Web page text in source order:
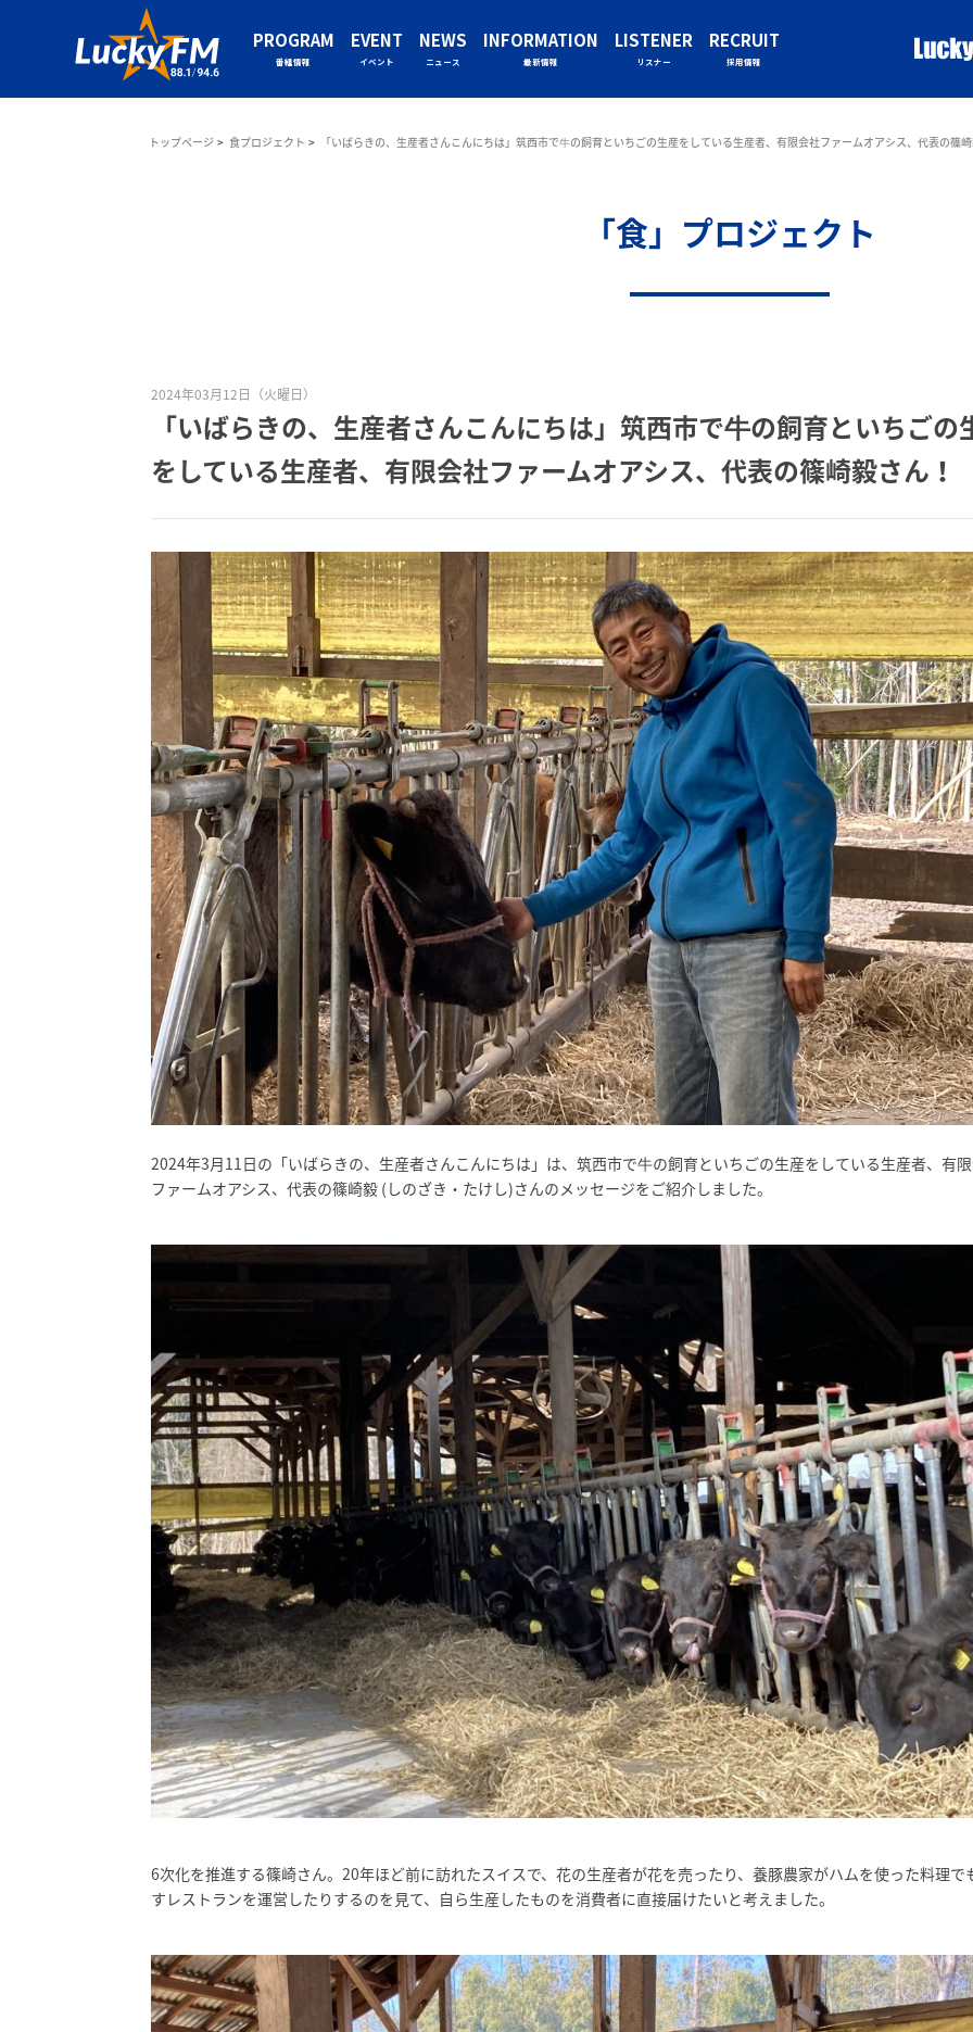
PROGRAM
番組情報
EVENT
イベント
NEWS
ニュース
INFORMATION
最新情報
LISTENER
リスナー
RECRUIT
採用情報
トップページ 食プロジェクト 「いばらきの、生産者さんこんにちは」筑西市で牛の飼育といちごの生産をしている生産者、有限会社ファームオアシス、代表の篠
「食」プロジェクト
2024年03月12日（火曜日）
「いばらきの、生産者さんこんにちは」筑西市で牛の飼育といちごの
をしている生産者、有限会社ファームオアシス、代表の篠崎毅さん！
2024年3月11日の「いばらきの、生産者さんこんにちは」は、筑西市で牛の飼育といちごの生産をしている生産者、有
ファームオアシス、代表の篠崎毅 (しのざき・たけし)さんのメッセージをご紹介しました。
6次化を推進する篠崎さん。20年ほど前に訪れたスイスで、花の生産者が花を売ったり、養豚農家がハムを使った料理で
すレストランを運営したりするのを見て、自ら生産したものを消費者に直接届けたいと考えました。